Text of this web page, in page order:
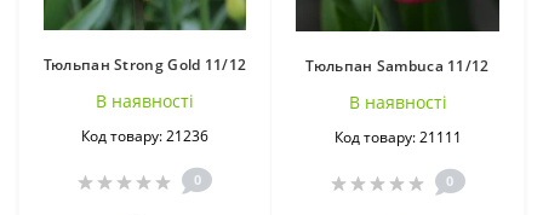
Тюльпан Strong Gold 11/12
В наявностi
Код товару: 21236
0
Тюльпан Sambuca 11/12
В наявностi
Код товару: 21111
0